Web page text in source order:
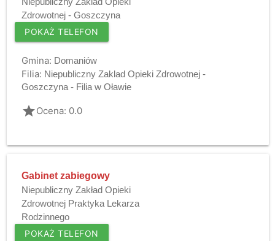
Zdrowotnej - Goszczyna
POKAŻ TELEFON
Gmina: Domaniów
Filia: Niepubliczny Zaklad Opieki Zdrowotnej -
Goszczyna - Filia w Oławie
gradeOcena: 0.0
Gabinet zabiegowy
Niepubliczny Zakład Opieki
Zdrowotnej Praktyka Lekarza
Rodzinnego
POKAŻ TELEFON